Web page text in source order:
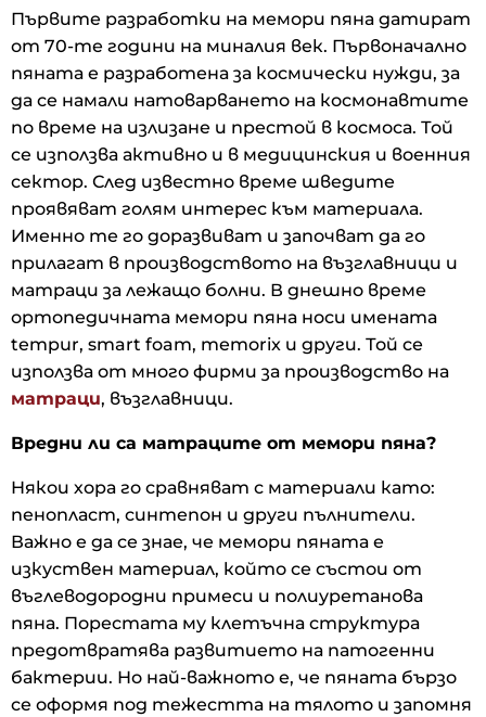
Първите разработки на мемори пяна датират
от 70-те години на миналия век. Първоначално
пяната е разработена за космически нужди, за
да се намали натоварването на космонавтите
по време на излизане и престой в космоса. Той
се използва активно и в медицинския и военния
сектор. След известно време шведите
проявяват голям интерес към материала.
Именно те го доразвиват и започват да го
прилагат в производството на възглавници и
матраци за лежащо болни. В днешно време
ортопедичната мемори пяна носи имената
tempur, smart foam, memorix и други. Той се
използва от много фирми за производство на
матраци, възглавници.
Вредни ли са матраците от мемори пяна?
Някои хора го сравняват с материали като:
пенопласт, синтепон и други пълнители.
Важно е да се знае, че мемори пяната е
изкуствен материал, който се състои от
въглеводородни примеси и полиуретанова
пяна. Порестата му клетъчна структура
предотвратява развитието на патогенни
бактерии. Но най-важното е, че пяната бързо
се оформя под тежестта на тялото и запомня